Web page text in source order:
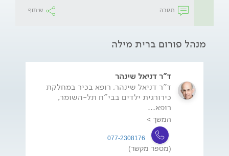
תגובה שיתוף
מנהל פורום ברית מילה
ד"ר דניאל שינהר
ד"ר דניאל שינהר, רופא בכיר במחלקת
כירורגית ילדים בבי"ח תל-השומר,
רופא...
המשך >
077-2308176
(מספר מקשר)